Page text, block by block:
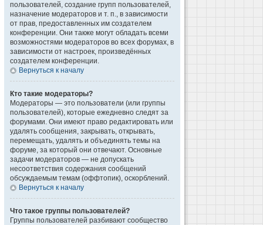
пользователей, создание групп пользователей,
назначение модераторов и т. п., в зависимости
от прав, предоставленных им создателем
конференции. Они также могут обладать всеми
возможностями модераторов во всех форумах, в
зависимости от настроек, произведённых
создателем конференции.
Вернуться к началу
Кто такие модераторы?
Модераторы — это пользователи (или группы
пользователей), которые ежедневно следят за
форумами. Они имеют право редактировать или
удалять сообщения, закрывать, открывать,
перемещать, удалять и объединять темы на
форуме, за который они отвечают. Основные
задачи модераторов — не допускать
несоответствия содержания сообщений
обсуждаемым темам (оффтопик), оскорблений.
Вернуться к началу
Что такое группы пользователей?
Группы пользователей разбивают сообщество